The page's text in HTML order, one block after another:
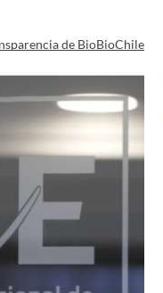
de BioBioChile